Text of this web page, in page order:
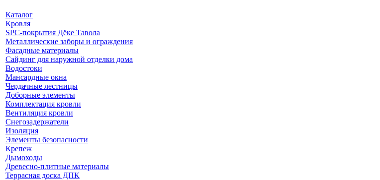
Каталог
Кровля
SPC-покрытия Дёке Тавола
Металлические заборы и ограждения
Фасадные материалы
Сайдинг для наружной отделки дома
Водостоки
Мансардные окна
Чердачные лестницы
Доборные элементы
Комплектация кровли
Вентиляция кровли
Снегозадержатели
Изоляция
Элементы безопасности
Крепеж
Дымоходы
Древесно-плитные материалы
Террасная доска ДПК